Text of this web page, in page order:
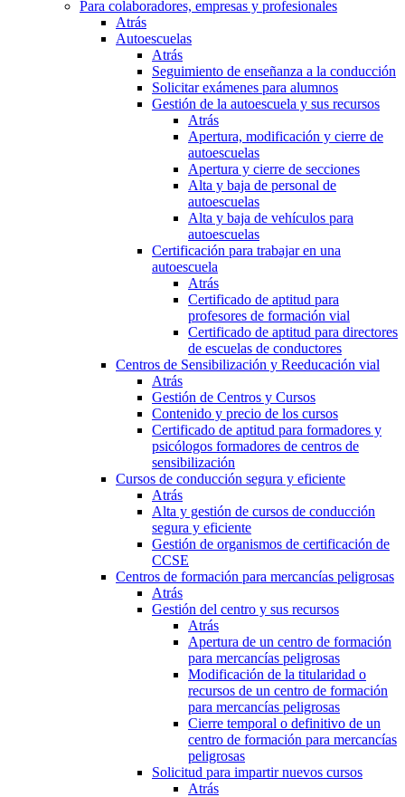
Para colaboradores, empresas y profesionales
Atrás
Autoescuelas
Atrás
Seguimiento de enseñanza a la conducción
Solicitar exámenes para alumnos
Gestión de la autoescuela y sus recursos
Atrás
Apertura, modificación y cierre de
autoescuelas
Apertura y cierre de secciones
Alta y baja de personal de
autoescuelas
Alta y baja de vehículos para
autoescuelas
Certificación para trabajar en una
autoescuela
Atrás
Certificado de aptitud para
profesores de formación vial
Certificado de aptitud para directores
de escuelas de conductores
Centros de Sensibilización y Reeducación vial
Atrás
Gestión de Centros y Cursos
Contenido y precio de los cursos
Certificado de aptitud para formadores y
psicólogos formadores de centros de
sensibilización
Cursos de conducción segura y eficiente
Atrás
Alta y gestión de cursos de conducción
segura y eficiente
Gestión de organismos de certificación de
CCSE
Centros de formación para mercancías peligrosas
Atrás
Gestión del centro y sus recursos
Atrás
Apertura de un centro de formación
para mercancías peligrosas
Modificación de la titularidad o
recursos de un centro de formación
para mercancías peligrosas
Cierre temporal o definitivo de un
centro de formación para mercancías
peligrosas
Solicitud para impartir nuevos cursos
Atrás